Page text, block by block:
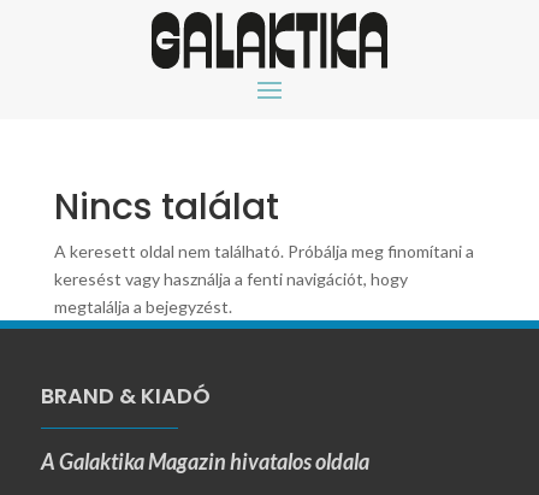
Nincs találat
A keresett oldal nem található. Próbálja meg finomítani a
keresést vagy használja a fenti navigációt, hogy
megtalálja a bejegyzést.
BRAND & KIADÓ
A Galaktika Magazin hivatalos oldala